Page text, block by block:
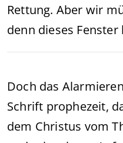
Rettung. Aber wir
denn dieses
Doch das
Schrift prophezeit,
dem Christus vom